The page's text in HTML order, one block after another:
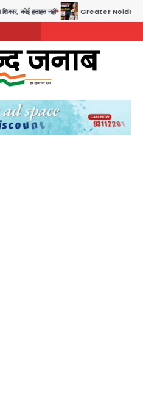
Greater Noida Gas Connection Fraud: